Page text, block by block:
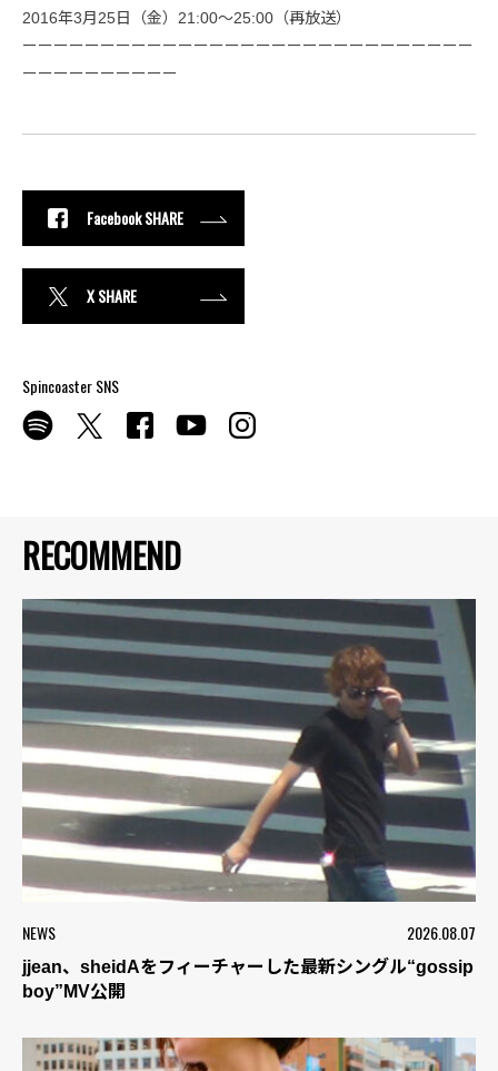
RECOMMEND
NEWS 2026.08.07
jjean、sheidAをフィーチャーした最新シングル“gossip
boy”MV公開
2016年3月25日（金）21:00～25:00（再放送）
ーーーーーーーーーーーーーーーーーーーーーーーーーーーーー
ーーーーーーーーーー
Facebook SHARE
X SHARE
Spincoaster SNS